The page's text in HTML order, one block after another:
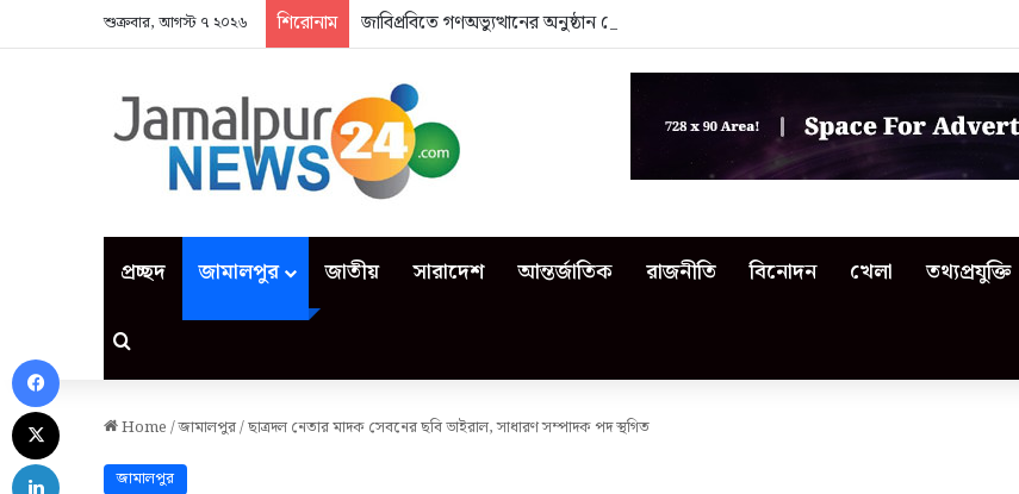
শুক্রবার, আগস্ট ৭ ২০২৬ শিরোনাম জাবিপ্রবিতে গণঅভ্যুত্থানের অনুষ্ঠান থেকে বিতর্কিত শিক্ষকদের বের করে দিলেন এমপি
প্রচ্ছদ জামালপুর জাতীয় সারাদেশ আন্তর্জাতিক রাজনীতি বিনোদন খেলা তথ্যপ্রযুক্তি
Search for
Home/জামালপুর/ছাত্রদল নেতার মাদক সেবনের ছবি ভাইরাল, সাধারণ সম্পাদক পদ স্থগিত
জামালপুর
Facebook
LinkedIn